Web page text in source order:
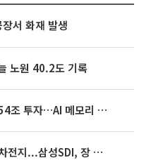
서 화재 발생
노원 40.2도 기록
SK하이닉스, 용인·청주에 54조 투자…AI 메모리 생산기지 키운다
[특징주] 반도체 온기 탄 2차전지...삼성SDI, 장 초반 7% 넘게 껑충